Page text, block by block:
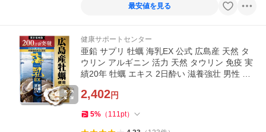
最安値を見る
健康サポートセンター
亜鉛 サプリ 牡蠣 海乳EX 公式 広島産 天然 タ
ウリン アルギニン 活力 天然 タウリン 免疫 実
績20年 牡蠣 エキス 2日酔い 滋養強壮 男性 女
2,402円
5% （ 111pt）